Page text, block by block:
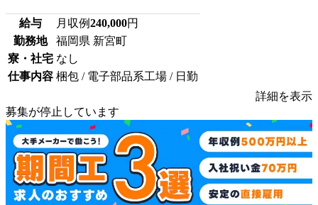
給与 月収例240,000円
勤務地
福岡県 新宮町
寮・社宅 なし
仕事内容 梱包 / 電子部品系工場 / 日勤
詳細を表示
募集が停止しています